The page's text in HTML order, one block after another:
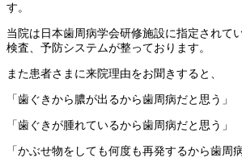
す。
当院は日本歯周病学会研修施設に指定されて
検査、予防システムが整っております。
また患者さまに来院理由をお聞きすると、
「歯ぐきから膿が出るから歯周病だと思う」
「歯ぐきが腫れているから歯周病だと思う」
「かぶせ物をしても何度も再発するから歯周